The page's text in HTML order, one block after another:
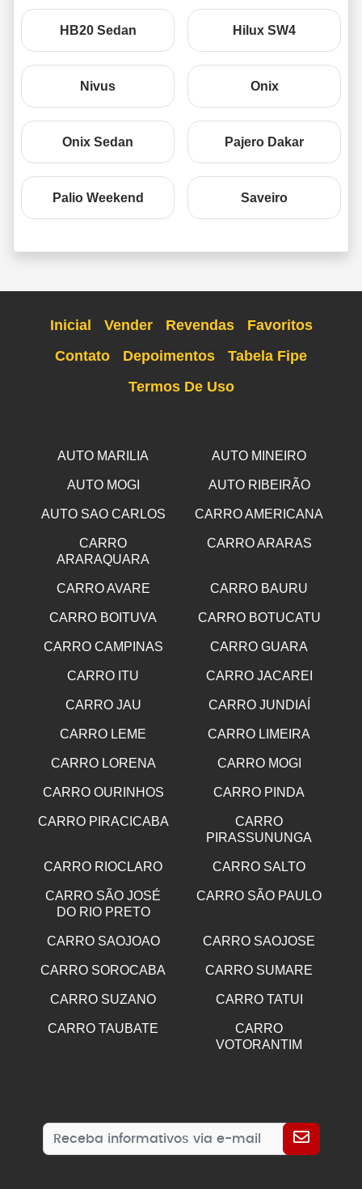
HB20 Sedan Hilux SW4
Nivus Onix
Onix Sedan Pajero Dakar
Palio Weekend Saveiro
Inicial Vender Revendas
Favoritos
Contato
Depoimentos
Tabela Fipe
Termos De Uso
AUTO MARILIA AUTO MINEIRO
AUTO MOGI AUTO RIBEIRÃO
AUTO SAO CARLOS CARRO AMERICANA
CARRO
ARARAQUARA
CARRO ARARAS
CARRO AVARE CARRO BAURU
CARRO BOITUVA CARRO BOTUCATU
CARRO CAMPINAS CARRO GUARA
CARRO ITU CARRO JACAREI
CARRO JAU CARRO JUNDIAÍ
CARRO LEME CARRO LIMEIRA
CARRO LORENA CARRO MOGI
CARRO OURINHOS CARRO PINDA
CARRO PIRACICABA
CARRO
PIRASSUNUNGA
CARRO RIOCLARO CARRO SALTO
CARRO SÃO JOSÉ
DO RIO PRETO
CARRO SÃO PAULO
CARRO SAOJOAO CARRO SAOJOSE
CARRO SOROCABA CARRO SUMARE
CARRO SUZANO CARRO TATUI
CARRO TAUBATE
CARRO
VOTORANTIM